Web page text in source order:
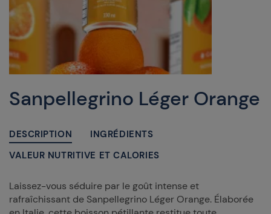
Sanpellegrino Léger Orange
DESCRIPTION
INGRÉDIENTS
VALEUR NUTRITIVE ET CALORIES
Laissez-vous séduire par le goût intense et
rafraîchissant de Sanpellegrino Léger Orange. Élaborée